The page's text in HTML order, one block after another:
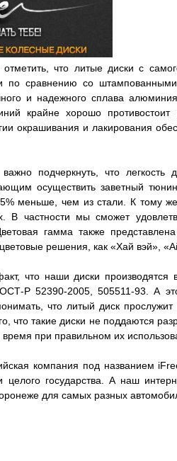
что литые диски с
по сравнению со
и надежного сплава
крайне хорошо
окрашивания и лакирования
важно подчеркнуть, что
осуществить заветный
меньше, чем из стали. К тому
В частности мы сможет
гамма также
решения, как «Хай вэй»,
что наши диски производятся
Р 52390-2005, 505511-93. А
что литый диск
что такие диски не поддаются
при правильном их
компания под названием
целого государства. А наш
для самых разных